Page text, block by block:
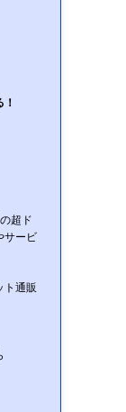
超ド
サービ
ト通販